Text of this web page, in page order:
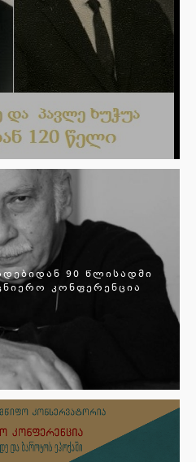
90 წლისადმი
კონფერენცია